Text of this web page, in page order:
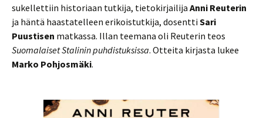
sukellettiin historiaan tutkija, tietokirjailija Anni Reuterin
ja häntä haastatelleen erikoistutkija, dosentti Sari
Puustisen matkassa. Illan teemana oli Reuterin teos
Suomalaiset Stalinin puhdistuksissa. Otteita kirjasta lukee
Marko Pohjosmäki.